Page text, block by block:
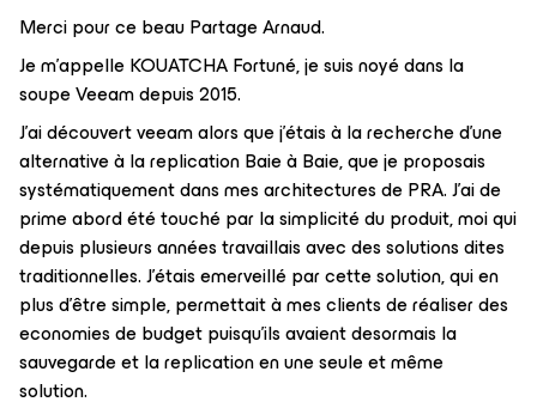
Merci pour ce beau Partage Arnaud.
Je m’appelle KOUATCHA Fortuné, je suis noyé dans la
soupe Veeam depuis 2015.
J’ai découvert veeam alors que j’étais à la recherche d’une
alternative à la replication Baie à Baie, que je proposais
systématiquement dans mes architectures de PRA. J’ai de
prime abord été touché par la simplicité du produit, moi qui
depuis plusieurs années travaillais avec des solutions dites
traditionnelles. J’étais emerveillé par cette solution, qui en
plus d’être simple, permettait à mes clients de réaliser des
economies de budget puisqu’ils avaient desormais la
sauvegarde et la replication en une seule et même
solution.